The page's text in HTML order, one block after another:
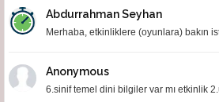
Abdurrahman Seyhan
Merhaba, etkinliklere (oyunlara) bakın
Anonymous
6.sinif temel dini bilgiler var mı etkinlik